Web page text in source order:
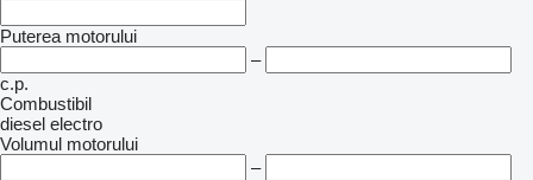
Puterea motorului
–
c.p.
Combustibil
diesel electro
Volumul motorului
–